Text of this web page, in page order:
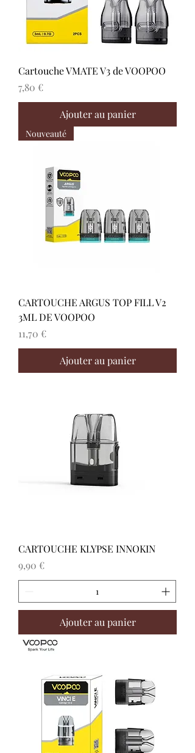
Cartouche VMATE V3 de VOOPOO
Prix
7,80 €
Ajouter au panier
Nouveauté
CARTOUCHE ARGUS TOP FILL V2
3ML DE VOOPOO
Prix
11,70 €
Ajouter au panier
CARTOUCHE KLYPSE INNOKIN
Prix
9,90 €
Ajouter au panier